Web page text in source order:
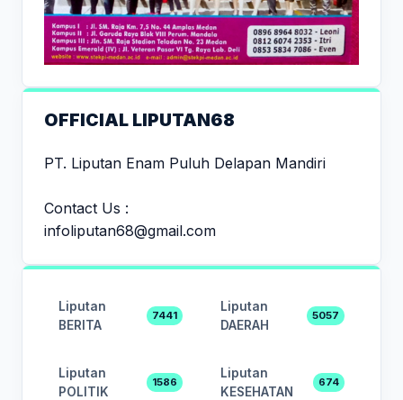
OFFICIAL LIPUTAN68
PT. Liputan Enam Puluh Delapan Mandiri
Contact Us :
infoliputan68@gmail.com
Liputan
BERITA
7441
Liputan
DAERAH
5057
Liputan
POLITIK
1586
Liputan
KESEHATAN
674